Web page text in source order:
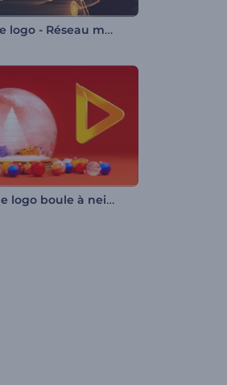
Ouverture de logo - Réseau mondial
Révélation de logo boule à neige